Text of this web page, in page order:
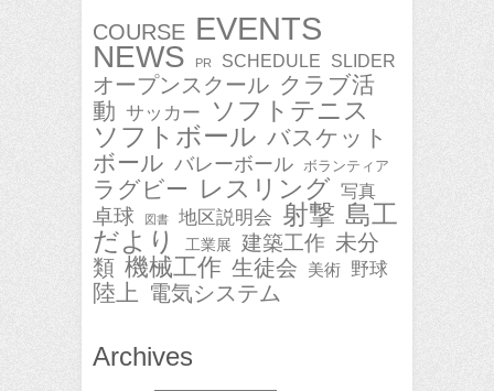
COURSE EVENTS
NEWS PR SCHEDULE SLIDER
オープンスクール クラブ活
動 サッカー ソフトテニス
ソフトボール バスケット
ボール バレーボール ボランティア
ラグビー レスリング 写真
卓球 図書 地区説明会 射撃 島工
だより
工業展 建築工作 未分
類 機械工作 生徒会 美術 野球
陸上 電気システム
Archives